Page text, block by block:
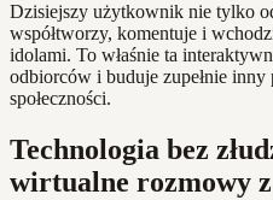
Dzisiejszy użytkownik nie tylko
współtworzy, komentuje i
idolami. To właśnie ta
odbiorców i buduje zupełnie inny
społeczności.
Technologia bez
wirtualne rozmowy